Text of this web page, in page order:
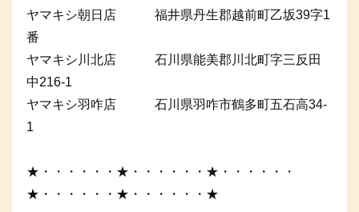
ヤマキシ朝日店 福井県丹生郡越前町乙坂39字1
番
ヤマキシ川北店 石川県能美郡川北町字三反田
中216-1
ヤマキシ羽咋店 石川県羽咋市鶴多町五石高34-
1
★・・・・・・★・・・・・・★・・・・・・
★・・・・・・★・・・・・・★